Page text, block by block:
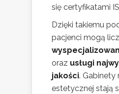
się certyfikatami
Dzięki takiemu
pacjenci mogą
oraz usługi
jakości.
estetycznej stają